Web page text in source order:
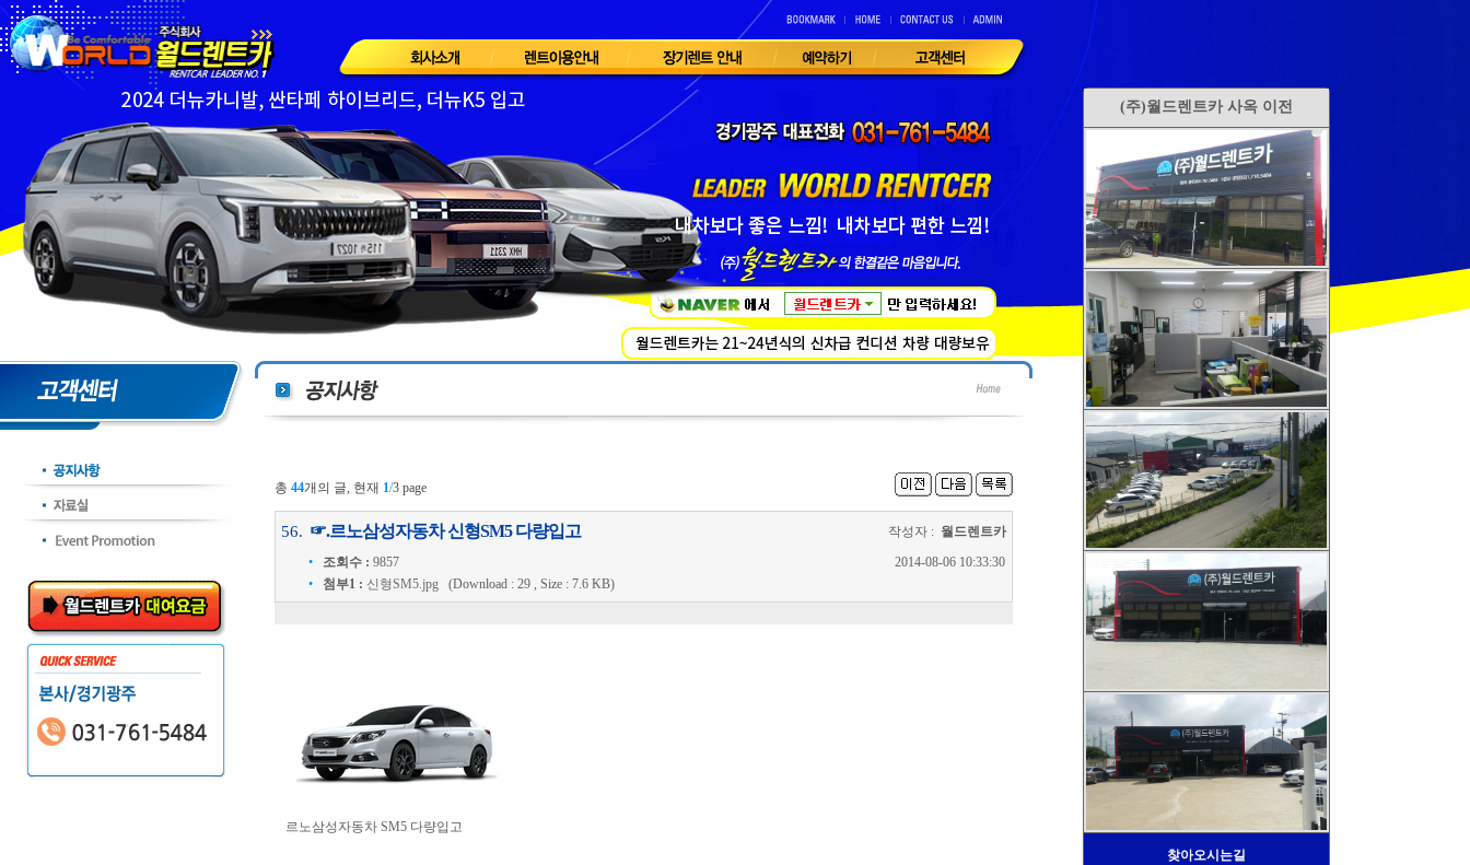
(주)월드렌트카 사옥 이전
찾아오시는길
총 44개의 글, 현재 1/3 page
56. ☞.르노삼성자동차 신형SM5 다량입고 작성자 : 월드렌트카
•
조회수 : 9857
2014-08-06 10:33:30
•
첨부1 : 신형SM5.jpg (Download : 29 , Size : 7.6 KB)
르노삼성자동차 SM5 다량입고